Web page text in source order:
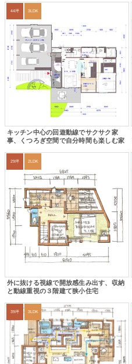
44坪 3LDK
キッチン中心の回遊動線でサクサク家
事、くつろぎ空間で自分時間も楽しむ家
29坪 2LDK
外に抜ける視線で開放感生み出す、収納
と動線重視の３階建て狭小住宅
39坪 3LDK